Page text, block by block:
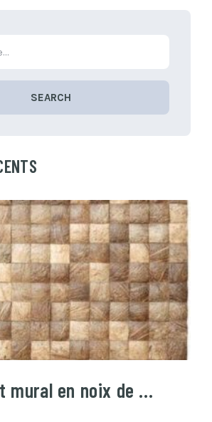
SEARCH
mural en noix de …